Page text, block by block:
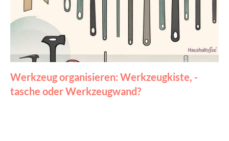
Werkzeug organisieren: Werkzeugkiste, -
tasche oder Werkzeugwand?